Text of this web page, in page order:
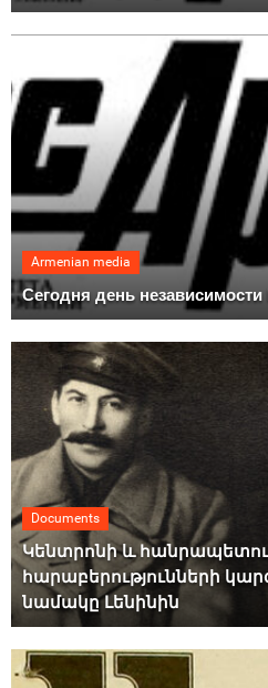
Armenian media
Сегодня день
Documents
Կենտրոնի և
հարաբերությունների
նամակը Լենինին